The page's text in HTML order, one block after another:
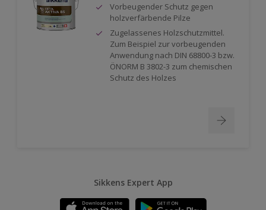
Vorbeugender Schutz gegen
holzverfärbende Pilze
Zugelassenes Holzschutzmittel.
Zum Beispiel zur vorbeugenden
Anwendung nach DIN 68800-3 bzw.
ÖNORM B 3802-3 zum chemischen
Schutz des Holzes
Sikkens Expert App